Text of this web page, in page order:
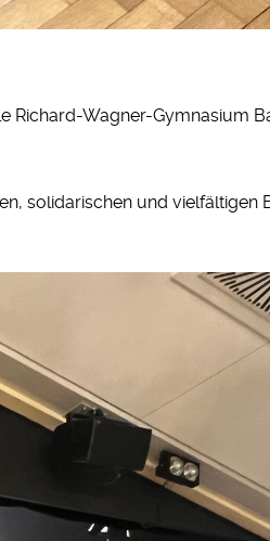
Richard-Wagner-Gymnasium
solidarischen und vielfältigen